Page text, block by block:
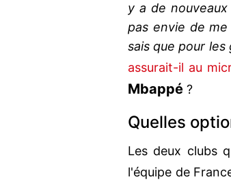
y a de
pas envie de
sais que pour
assurait-il au
Mbappé ?
Quelles
Les deux clubs
l'équipe de